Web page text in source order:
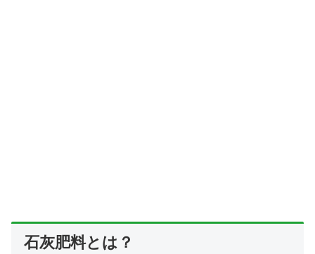
石灰肥料とは？